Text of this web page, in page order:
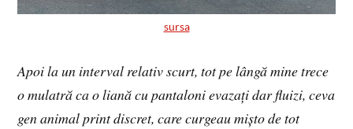
sursa
Apoi la un interval relativ scurt, tot pe lângă mine trece
o mulatră ca o liană cu pantaloni evazați dar fluizi, ceva
gen animal print discret, care curgeau mișto de tot